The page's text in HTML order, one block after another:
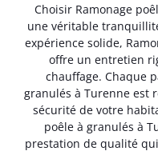
Choisir Ramonage
une véritable
expérience solide,
offre un entretien
chauffage. Chaque
granulés à Turenne est
sécurité de votre
poêle à granulés à
prestation de qualité